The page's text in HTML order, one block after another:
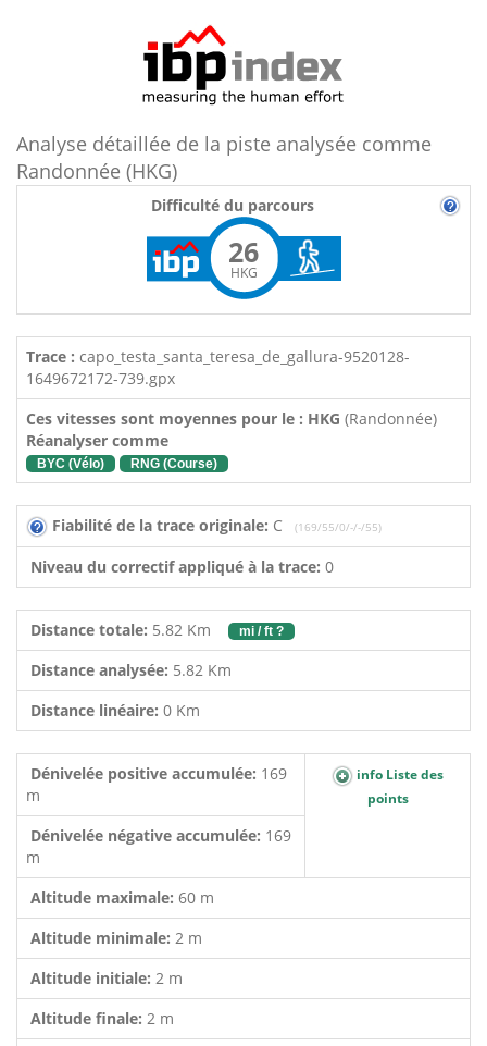
Analyse détaillée de la piste analysée comme
Randonnée (HKG)
Difficulté du parcours
26
HKG
Trace : capo_testa_santa_teresa_de_gallura-9520128-
1649672172-739.gpx
Ces vitesses sont moyennes pour le : HKG (Randonnée)
Réanalyser comme
BYC (Vélo) RNG (Course)
Fiabilité de la trace originale: C (169/55/0/-/-/55)
Niveau du correctif appliqué à la trace: 0
Distance totale: 5.82 Km mi / ft ?
Distance analysée: 5.82 Km
Distance linéaire: 0 Km
Dénivelée positive accumulée: 169
m
info Liste des
points
Dénivelée négative accumulée: 169
m
Altitude maximale: 60 m
Altitude minimale: 2 m
Altitude initiale: 2 m
Altitude finale: 2 m